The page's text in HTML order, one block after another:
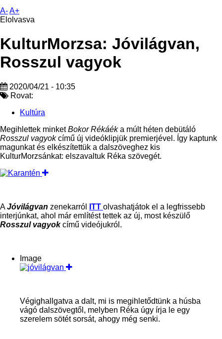
A-A+
Elolvasva
KulturMorzsa: Jóvilágvan,
Rosszul vagyok
2020/04/21 - 10:35
Rovat:
Kultúra
Megihlettek minketBokor Rékáéka múlt héten debütáló
Rosszul vagyokcímű új videóklipjük premierjével. Így kaptunk
magunkat és elkészítettük a dalszöveghez kis
KulturMorzsánkat: elszavaltuk Réka szövegét.
AJóvilágvan zenekarról ITT olvashatjátok el a legfrissebb
interjúnkat, ahol már említést tettek az új, most készülő
Rosszul vagyokcímű videójukról.
Image
Végighallgatva a dalt, mi is megihletődtünk a húsba
vágó dalszövegtől, melyben Réka úgy írja le egy
szerelem sötét sorsát, ahogy még senki.